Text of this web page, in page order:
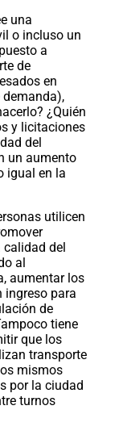
una
o incluso un
a
de
​​en
¿Quién
y licitaciones
del
un aumento
igual en la
utilicen
calidad del
al
aumentar los
ingreso para
de
tiene
que los
transporte
mismos
por la ciudad
turnos